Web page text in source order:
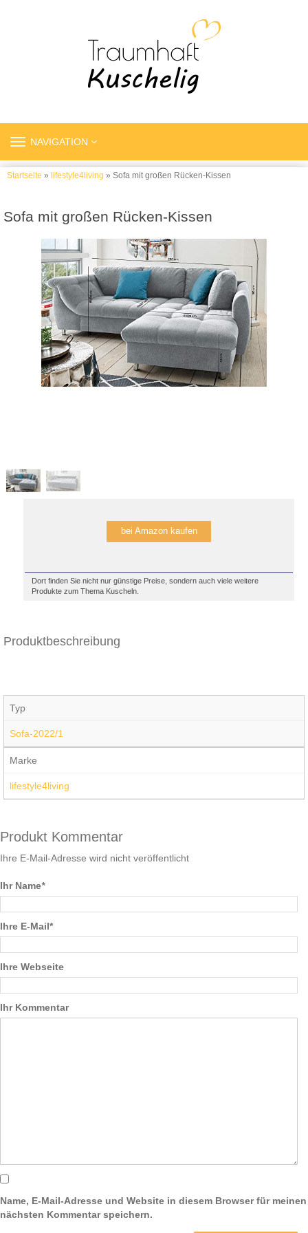
TOGGLE
NAVIGATION
Startseite » lifestyle4living » Sofa mit großen Rücken-Kissen
Sofa mit großen Rücken-Kissen
bei Amazon kaufen
Dort finden Sie nicht nur günstige Preise, sondern auch viele weitere
Produkte zum Thema Kuscheln.
Produktbeschreibung
Typ
Sofa-2022/1
Marke
lifestyle4living
Produkt Kommentar
Ihre E-Mail-Adresse wird nicht veröffentlicht
Ihr Name*
Ihre E-Mail*
Ihre Webseite
Ihr Kommentar
Name, E-Mail-Adresse und Website in diesem Browser für meinen
nächsten Kommentar speichern.